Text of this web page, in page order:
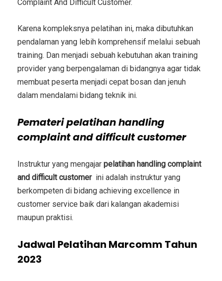
Complaint And Difficult Customer.
Karena kompleksnya pelatihan ini, maka dibutuhkan
pendalaman yang lebih komprehensif melalui sebuah
training. Dan menjadi sebuah kebutuhan akan training
provider yang berpengalaman di bidangnya agar tidak
membuat peserta menjadi cepat bosan dan jenuh
dalam mendalami bidang teknik ini.
Pemateripelatihan handling
complaint and difficult customer
Instruktur yang mengajar pelatihan handling complaint
and difficult customer ini adalah instruktur yang
berkompeten di bidang achieving excellence in
customer service baik dari kalangan akademisi
maupun praktisi.
Jadwal Pelatihan Marcomm Tahun
2023